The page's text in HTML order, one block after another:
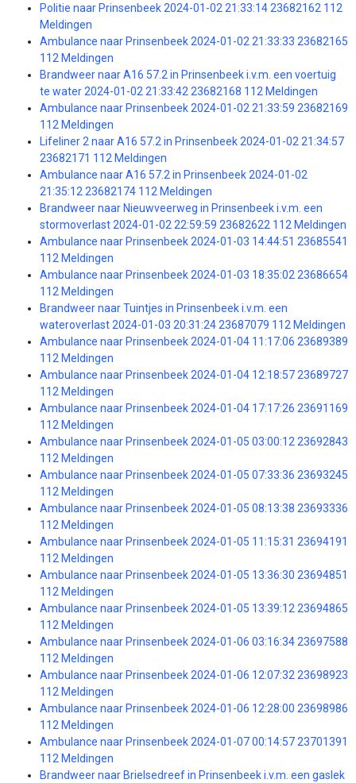
Politie naar Prinsenbeek 2024-01-02 21:33:14 23682162 112
Meldingen
Ambulance naar Prinsenbeek 2024-01-02 21:33:33 23682165
112 Meldingen
Brandweer naar A16 57.2 in Prinsenbeek i.v.m. een voertuig
te water 2024-01-02 21:33:42 23682168 112 Meldingen
Ambulance naar Prinsenbeek 2024-01-02 21:33:59 23682169
112 Meldingen
Lifeliner 2 naar A16 57.2 in Prinsenbeek 2024-01-02 21:34:57
23682171 112 Meldingen
Ambulance naar A16 57.2 in Prinsenbeek 2024-01-02
21:35:12 23682174 112 Meldingen
Brandweer naar Nieuwveerweg in Prinsenbeek i.v.m. een
stormoverlast 2024-01-02 22:59:59 23682622 112 Meldingen
Ambulance naar Prinsenbeek 2024-01-03 14:44:51 23685541
112 Meldingen
Ambulance naar Prinsenbeek 2024-01-03 18:35:02 23686654
112 Meldingen
Brandweer naar Tuintjes in Prinsenbeek i.v.m. een
wateroverlast 2024-01-03 20:31:24 23687079 112 Meldingen
Ambulance naar Prinsenbeek 2024-01-04 11:17:06 23689389
112 Meldingen
Ambulance naar Prinsenbeek 2024-01-04 12:18:57 23689727
112 Meldingen
Ambulance naar Prinsenbeek 2024-01-04 17:17:26 23691169
112 Meldingen
Ambulance naar Prinsenbeek 2024-01-05 03:00:12 23692843
112 Meldingen
Ambulance naar Prinsenbeek 2024-01-05 07:33:36 23693245
112 Meldingen
Ambulance naar Prinsenbeek 2024-01-05 08:13:38 23693336
112 Meldingen
Ambulance naar Prinsenbeek 2024-01-05 11:15:31 23694191
112 Meldingen
Ambulance naar Prinsenbeek 2024-01-05 13:36:30 23694851
112 Meldingen
Ambulance naar Prinsenbeek 2024-01-05 13:39:12 23694865
112 Meldingen
Ambulance naar Prinsenbeek 2024-01-06 03:16:34 23697588
112 Meldingen
Ambulance naar Prinsenbeek 2024-01-06 12:07:32 23698923
112 Meldingen
Ambulance naar Prinsenbeek 2024-01-06 12:28:00 23698986
112 Meldingen
Ambulance naar Prinsenbeek 2024-01-07 00:14:57 23701391
112 Meldingen
Brandweer naar Brielsedreef in Prinsenbeek i.v.m. een gaslek